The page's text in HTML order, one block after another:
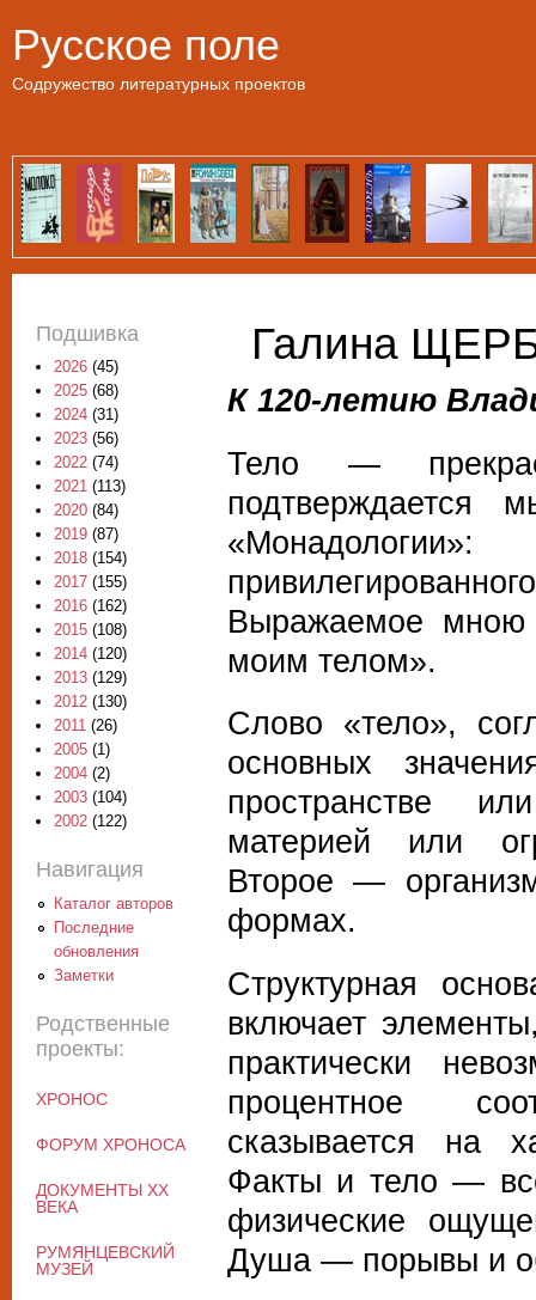
Русское поле
Содружество литературных проектов
Галина
К 120-летию
Тело —
подтверждается
Выражаемое мною
моим телом».
Слово «тело»,
основных
пространстве
материей или
Второе —
формах.
Структурная
включает
практически
процентное
сказывается на
Факты и тело —
физические
Душа — порывы и
Подшивка
2026 (45)
2025 (68)
2024 (31)
2023 (56)
2022 (74)
2021 (113)
2020 (84)
2019 (87)
2018 (154)
2017 (155)
2016 (162)
2015 (108)
2014 (120)
2013 (129)
2012 (130)
2011 (26)
2005 (1)
2004 (2)
2003 (104)
2002 (122)
Навигация
Каталог авторов
Последние
обновления
Заметки
Родственные
проекты:
ХРОНОС
ФОРУМ ХРОНОСА
ДОКУМЕНТЫ XX
ВЕКА
РУМЯНЦЕВСКИЙ
МУЗЕЙ